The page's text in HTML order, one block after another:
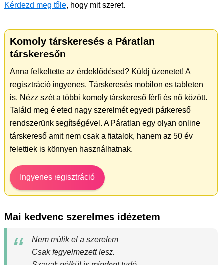
Kérdezd meg tőle, hogy mit szeret.
Komoly társkeresés a Páratlan
társkeresőn
Anna felkeltette az érdeklődésed? Küldj üzenetet! A
regisztráció ingyenes. Társkeresés mobilon és tableten
is. Nézz szét a többi komoly társkereső férfi és nő között.
Találd meg életed nagy szerelmét egyedi párkereső
rendszerünk segítségével. A Páratlan egy olyan online
társkereső amit nem csak a fiatalok, hanem az 50 év
felettiek is könnyen használhatnak.
Ingyenes regisztráció
Mai kedvenc szerelmes idézetem
Nem múlik el a szerelem
Csak fegyelmezett lesz.